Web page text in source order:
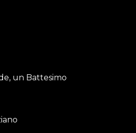
un Battesimo